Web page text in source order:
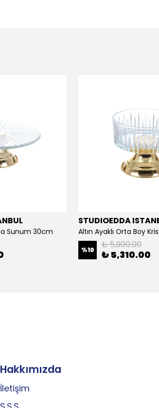
Sunum 30cm
STUDIOEDDA
Altın Ayaklı Orta Boy
%10 ₺ 5,900.00
₺ 5,310.00
Hakkımızda
İletişim